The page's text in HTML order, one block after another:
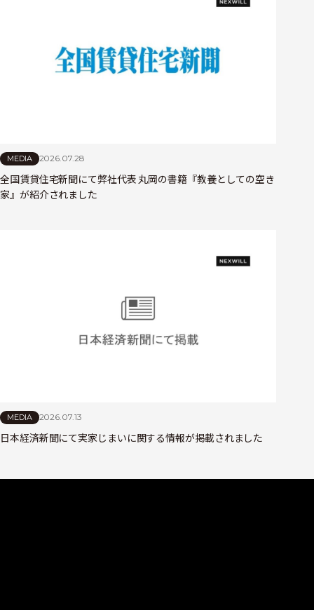
MEDIA 2026.07.28
全国賃貸住宅新聞にて弊社代表 丸岡の書籍『教養としての空き
家』が紹介されました
MEDIA 2026.07.13
日本経済新聞にて実家じまいに関する情報が掲載されました